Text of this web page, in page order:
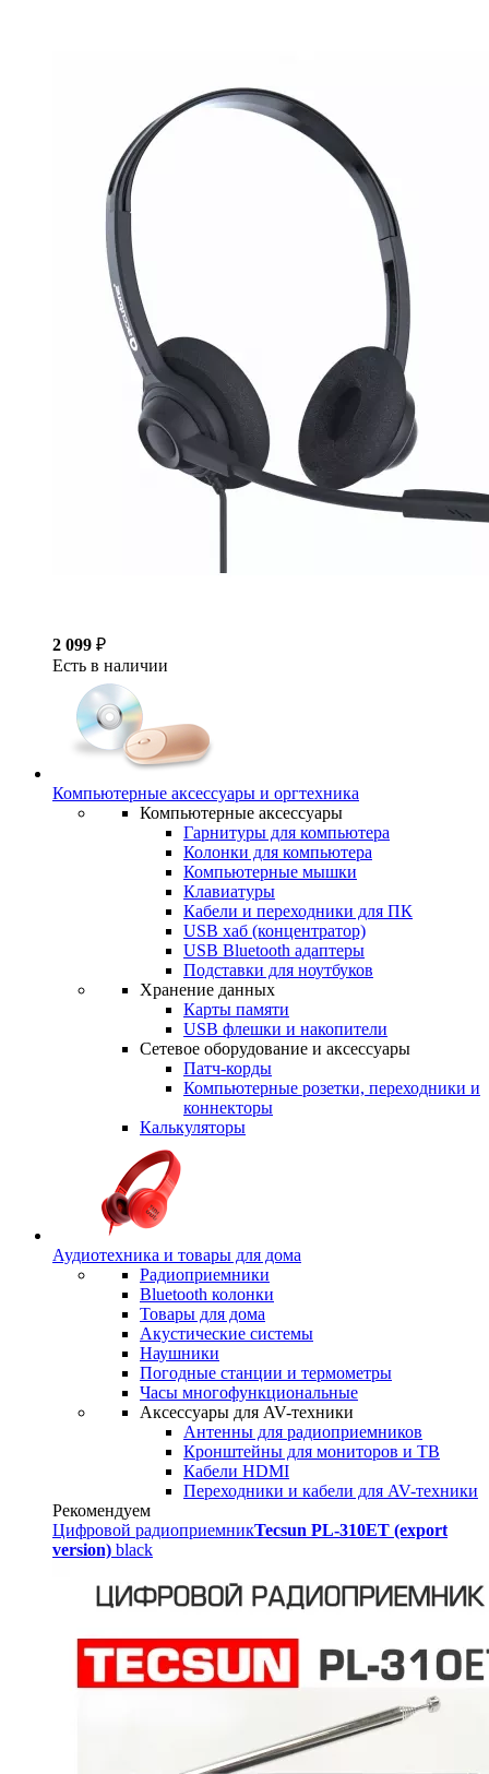
2 099 ₽
Есть в наличии
Компьютерные аксессуары и оргтехника
Компьютерные аксессуары
Гарнитуры для компьютера
Колонки для компьютера
Компьютерные мышки
Клавиатуры
Кабели и переходники для ПК
USB хаб (концентратор)
USB Bluetooth адаптеры
Подставки для ноутбуков
Хранение данных
Карты памяти
USB флешки и накопители
Сетевое оборудование и аксессуары
Патч-корды
Компьютерные розетки, переходники и
коннекторы
Калькуляторы
Аудиотехника и товары для дома
Радиоприемники
Bluetooth колонки
Товары для дома
Акустические системы
Наушники
Погодные станции и термометры
Часы многофункциональные
Аксессуары для AV-техники
Антенны для радиоприемников
Кронштейны для мониторов и ТВ
Кабели HDMI
Переходники и кабели для AV-техники
Рекомендуем
Цифровой радиоприемникTecsun PL-310ET (export
version) black